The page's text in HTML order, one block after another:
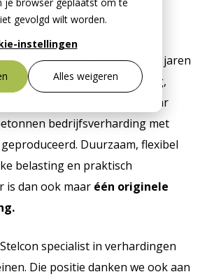
gevolgd wilt worden.
instellingen
Alles weigeren
Bestekservice Stelcon
Beton B.V.
Stelcon zijn een begrip
een reden. Er zijn betonnen
van Stelcon die al tientallen jaren
tot op de dag van vandaag,
Dat kan alleen maar
bedrijfsverharding met
Duurzaam, flexibel
belasting en praktisch
is dan ook maar één originele
specialist in verhardingen
Die positie danken we ook aan